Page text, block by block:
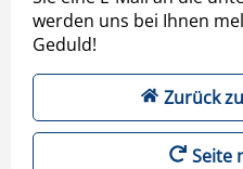
werden uns bei Ihnen
Geduld!
Zurück
Seite